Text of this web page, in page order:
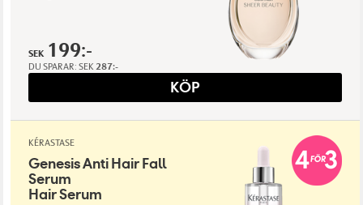
SEK 199:-
DU SPARAR: SEK 287:-
KÖP
KÉRASTASE
Genesis Anti Hair Fall
Serum
Hair Serum